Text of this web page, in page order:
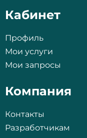
Кабинет
Профиль
Мои услуги
Мои запросы
Компания
Контакты
Разработчикам